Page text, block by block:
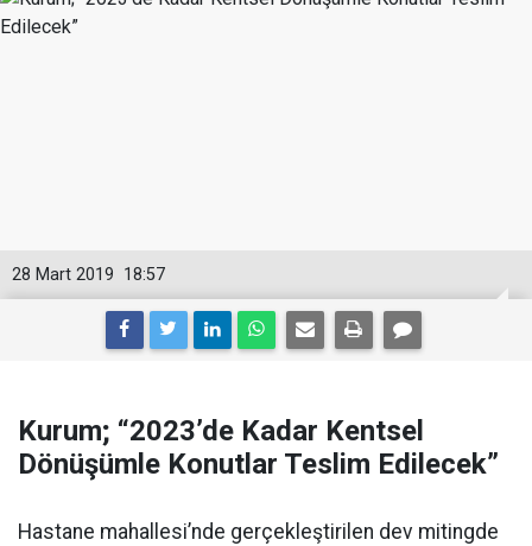
18:57
28 Mart 2019
Kurum; “2023’de Kadar Kentsel
Dönüşümle Konutlar Teslim Edilecek”
Hastane mahallesi’nde gerçekleştirilen dev mitingde